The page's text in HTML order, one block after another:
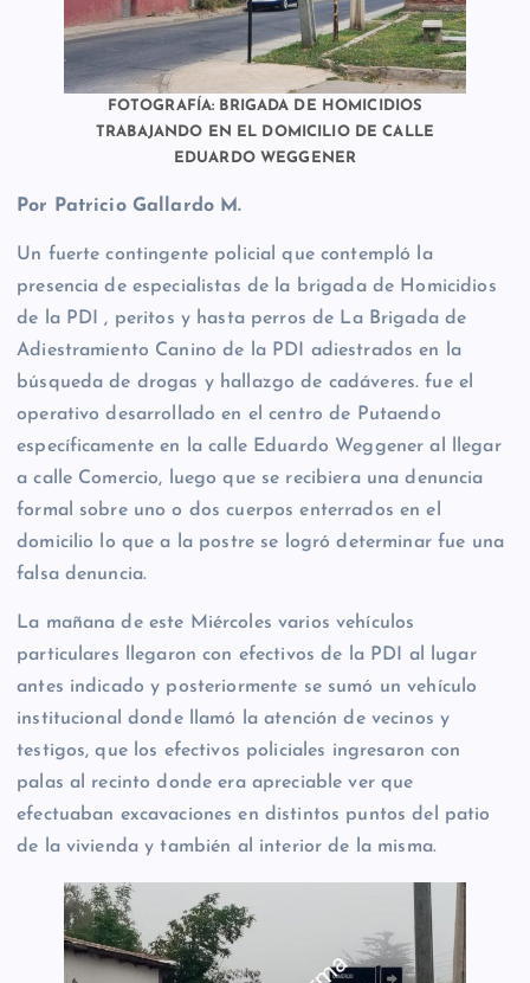
FOTOGRAFÍA: BRIGADA DE HOMICIDIOS
TRABAJANDO EN EL DOMICILIO DE CALLE
EDUARDO WEGGENER
Por Patricio Gallardo M.
Un fuerte contingente policial que contempló la
presencia de especialistas de la brigada de Homicidios
de la PDI , peritos y hasta perros de La Brigada de
Adiestramiento Canino de la PDI adiestrados en la
búsqueda de drogas y hallazgo de cadáveres. fue el
operativo desarrollado en el centro de Putaendo
específicamente en la calle Eduardo Weggener al llegar
a calle Comercio, luego que se recibiera una denuncia
formal sobre uno o dos cuerpos enterrados en el
domicilio lo que a la postre se logró determinar fue una
falsa denuncia.
La mañana de este Miércoles varios vehículos
particulares llegaron con efectivos de la PDI al lugar
antes indicado y posteriormente se sumó un vehículo
institucional donde llamó la atención de vecinos y
testigos, que los efectivos policiales ingresaron con
palas al recinto donde era apreciable ver que
efectuaban excavaciones en distintos puntos del patio
de la vivienda y también al interior de la misma.